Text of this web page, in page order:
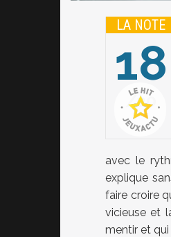
LA NOTE
18
20
avec le
explique
faire croire
vicieuse et
mentir et